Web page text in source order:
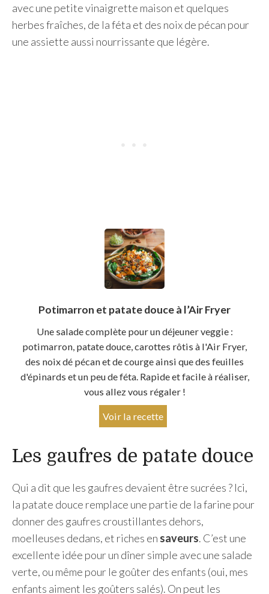
avec une petite vinaigrette maison et quelques
herbes fraîches, de la féta et des noix de pécan pour
une assiette aussi nourrissante que légère.
Potimarron et patate douce à l’Air Fryer
Une salade complète pour un déjeuner veggie :
potimarron, patate douce, carottes rôtis à l'Air Fryer,
des noix dé pécan et de courge ainsi que des feuilles
d'épinards et un peu de féta. Rapide et facile à réaliser,
vous allez vous régaler !
Voir la recette
Les gaufres de patate douce
Qui a dit que les gaufres devaient être sucrées ? Ici,
la patate douce remplace une partie de la farine pour
donner des gaufres croustillantes dehors,
moelleuses dedans, et riches en saveurs. C’est une
excellente idée pour un dîner simple avec une salade
verte, ou même pour le goûter des enfants (oui, mes
enfants aiment les goûters salés). On peut les